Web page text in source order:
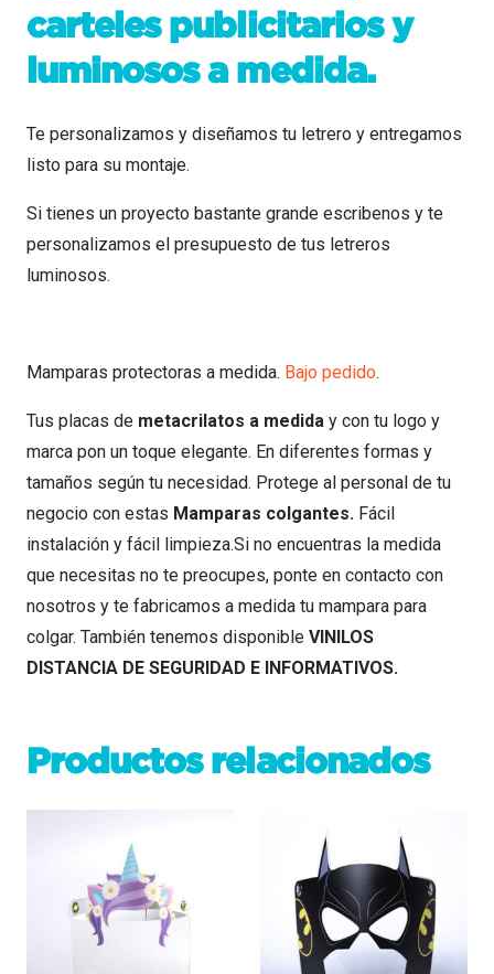
carteles publicitarios y
luminosos a medida.
Te personalizamos y diseñamos tu letrero y entregamos
listo para su montaje.
Si tienes un proyecto bastante grande escribenos y te
personalizamos el presupuesto de tus letreros
luminosos.
Mamparas protectoras a medida. Bajo pedido.
Tus placas de metacrilatos a medida y con tu logo y
marca pon un toque elegante. En diferentes formas y
tamaños según tu necesidad. Protege al personal de tu
negocio con estas Mamparas colgantes. Fácil
instalación y fácil limpieza.Si no encuentras la medida
que necesitas no te preocupes, ponte en contacto con
nosotros y te fabricamos a medida tu mampara para
colgar. También tenemos disponible VINILOS
DISTANCIA DE SEGURIDAD E INFORMATIVOS.
Productos relacionados